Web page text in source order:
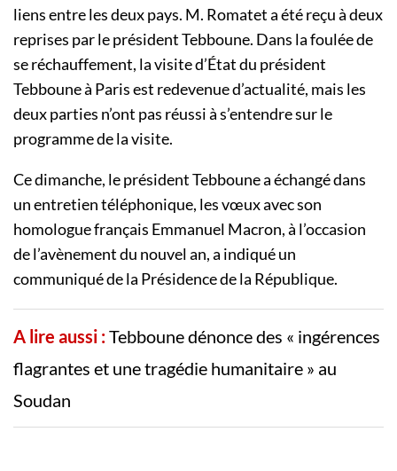
liens entre les deux pays. M. Romatet a été reçu à deux
reprises par le président Tebboune. Dans la foulée de
se réchauffement, la visite d’État du président
Tebboune à Paris est redevenue d’actualité, mais les
deux parties n’ont pas réussi à s’entendre sur le
programme de la visite.
Ce dimanche, le président Tebboune a échangé dans
un entretien téléphonique, les vœux avec son
homologue français Emmanuel Macron, à l’occasion
de l’avènement du nouvel an, a indiqué un
communiqué de la Présidence de la République.
A lire aussi :Tebboune dénonce des « ingérences
flagrantes et une tragédie humanitaire » au
Soudan